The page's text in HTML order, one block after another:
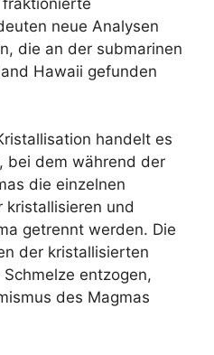
neue Analysen
die an der submarinen
Hawaii gefunden
handelt es
bei dem während der
die einzelnen
kristallisieren und
getrennt werden. Die
der kristallisierten
entzogen,
des Magmas